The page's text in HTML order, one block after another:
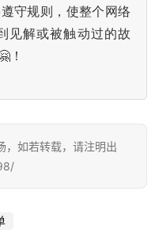
守规则，使整个网络
见解或被触动过的故
！
，如若转载，请注明出